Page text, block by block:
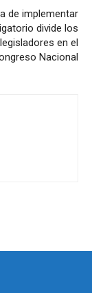
de implementar
divide los
en el
Nacional